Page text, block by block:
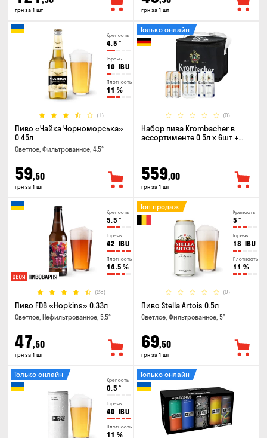
грн за 1 шт грн за 1 шт
Крепость
4.5 °
Горечь
10 IBU
Плотность
11 %
(1)
Пиво «Чайка Чорноморська»
0.45л
Светлое, Фильтрованное, 4.5°
59,50
грн за 1 шт
(0)
Только онлайн
Набор пива Krombacher в
ассортименте 0.5л х 6шт +
559,00
грн за 1 шт
Крепость
5.5 °
Горечь
42 IBU
Плотность
14.5 %
(28)
Пиво FDB «Hopkins» 0.33л
Светлое, Нефильтрованное, 5.5°
47,50
грн за 1 шт
Крепость
5 °
Горечь
18 IBU
Плотность
11 %
(0)
Топ продаж
Пиво Stella Artois 0.5л
Светлое, Фильтрованное, 5°
69,50
грн за 1 шт
Крепость
0.5 °
Горечь
40 IBU
Плотность
11 %
Только онлайн Только онлайн